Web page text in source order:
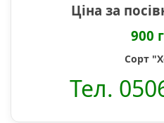
Ціна за
900
Сорт
Тел.